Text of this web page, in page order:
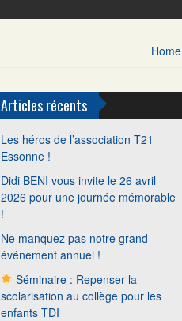
Home
Articles récents
Les héros de l’association T21
Essonne !
Didi BENI vous invite le 26 avril
2026 pour une journée mémorable
!
Ne manquez pas notre grand
événement annuel !
Séminaire : Repenser la
scolarisation au collège pour les
enfants TDI